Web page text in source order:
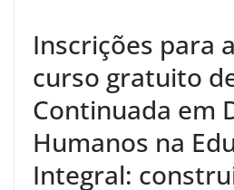
Inscrições para
curso gratuito
Continuada em
Humanos na
Integral: